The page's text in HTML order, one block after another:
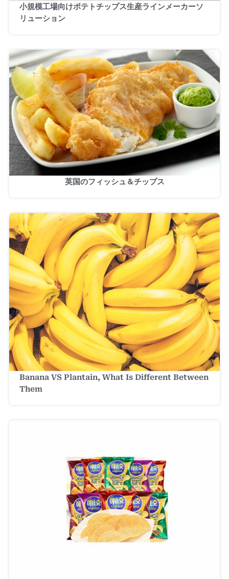
小規模工場向けポテトチップス生産ラインメーカーソ
リューション
英国のフィッシュ＆チップス
Banana VS Plantain, What Is Different Between
Them